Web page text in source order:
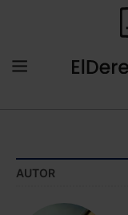
AUTOR